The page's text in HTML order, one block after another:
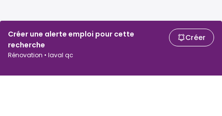
Créer une alerte emploi pour cette
recherche
Rénovation • laval qc
Créer